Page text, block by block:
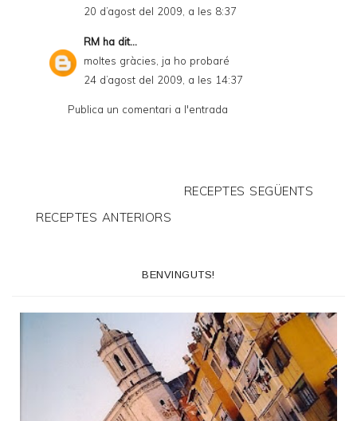
20 d’agost del 2009, a les 8:37
RM ha dit...
moltes gràcies, ja ho probaré
24 d’agost del 2009, a les 14:37
Publica un comentari a l'entrada
RECEPTES SEGÜENTS
RECEPTES ANTERIORS
BENVINGUTS!